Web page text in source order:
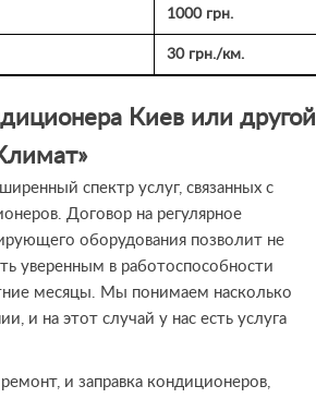
1000 грн.
30 грн./км.
Киев или другой
спектр услуг, связанных с
Договор на регулярное
оборудования позволит не
уверенным в работоспособности
месяцы. Мы понимаем насколько
и на этот случай у нас есть услуга
и заправка кондиционеров,